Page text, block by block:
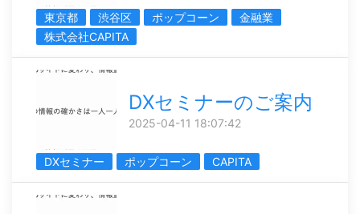
東京都 渋谷区 ポップコーン
金融業
株式会社CAPITA
DXセミナーのご案内
2025-04-11 18:07:42
DXセミナー ポップコーン CAPITA